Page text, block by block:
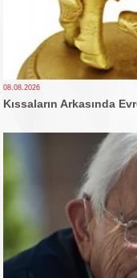
08.08.2026
Kıssaların Arkasında